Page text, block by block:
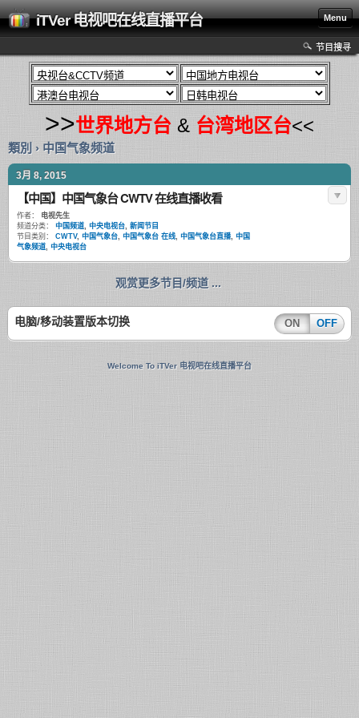
iTVer 电视吧在线直播平台 Menu
节目搜寻
>>世界地方台 & 台湾地区台<<
類別 › 中国气象频道
3月 8, 2015
【中国】中国气象台 CWTV 在线直播收看
作者：
电视先生
频道分类：
中国频道, 中央电视台, 新闻节目
节目类别：
CWTV, 中国气象台, 中国气象台 在线, 中国气象台直播, 中国
气象频道, 中央电视台
观赏更多节目/频道 ...
电脑/移动装置版本切换 ON OFF
Welcome To iTVer 电视吧在线直播平台